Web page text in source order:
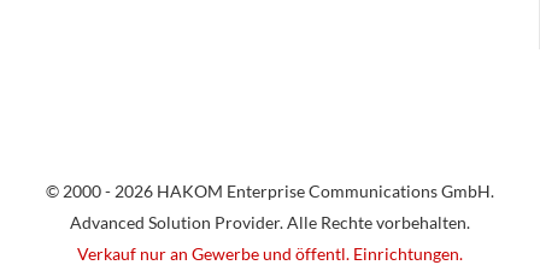
© 2000 - 2026 HAKOM Enterprise Communications GmbH.
Advanced Solution Provider. Alle Rechte vorbehalten.
Verkauf nur an Gewerbe und öffentl. Einrichtungen.